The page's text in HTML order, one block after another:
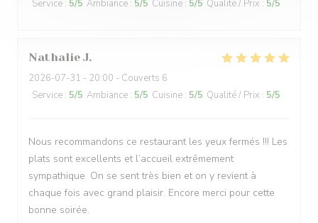
Service : 5/5 Ambiance : 5/5 Cuisine : 5/5 Qualité / Prix : 5/5
Nathalie J
2026-07-31 - 20:00 - Couverts 6
Service : 5/5 Ambiance : 5/5 Cuisine : 5/5 Qualité / Prix : 5/5
Nous recommandons ce restaurant les yeux fermés !!! Les
plats sont excellents et l’accueil extrêmement
sympathique. On se sent très bien et on y revient à
chaque fois avec grand plaisir. Encore merci pour cette
bonne soirée.